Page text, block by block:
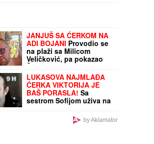
JANJUŠ SA ĆERKOM NA
ADI BOJANI Provodio se
na plaži sa Milicom
Veličković, pa pokazao
ŠTA RADE KRUNA I ON: U
prvom planu tetovaža
koju je posvetio
naslednici (FOTO)
LUKASOVA NAJMLAĐA
ĆERKA VIKTORIJA JE
BAŠ PORASLA! Sa
sestrom Sofijom uživa na
moru: Ponosna mama
Sonja pokazala fotke,by Aklamator